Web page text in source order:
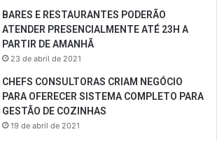
BARES E RESTAURANTES PODERÃO
ATENDER PRESENCIALMENTE ATÉ 23H A
PARTIR DE AMANHÃ
23 de abril de 2021
CHEFS CONSULTORAS CRIAM NEGÓCIO
PARA OFERECER SISTEMA COMPLETO PARA
GESTÃO DE COZINHAS
19 de abril de 2021